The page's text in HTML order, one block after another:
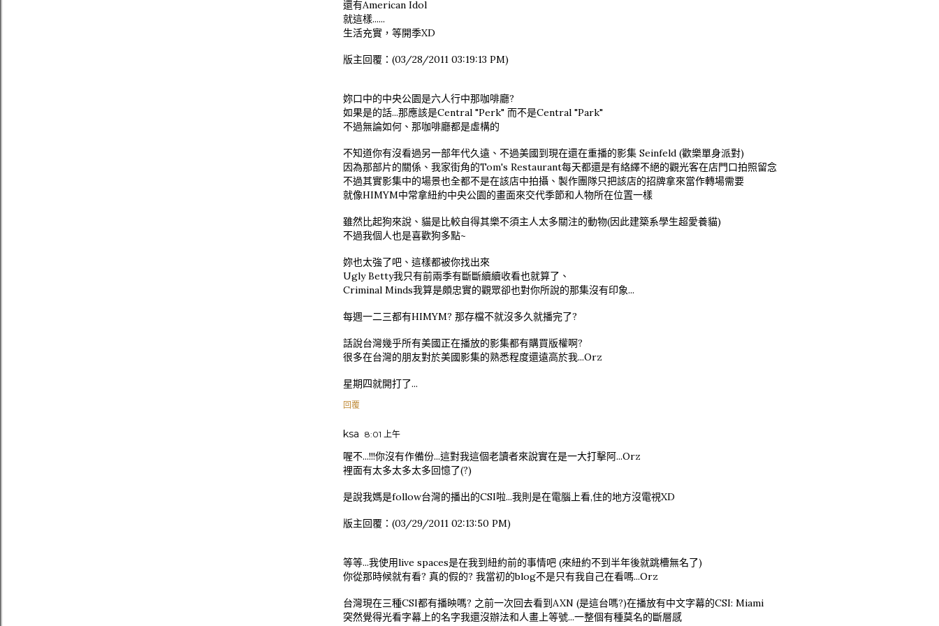
還有American Idol
就這樣......
生活充實，等開季XD
版主回覆：(03/28/2011 03:19:13 PM)
妳口中的中央公園是六人行中那咖啡廳?
如果是的話...那應該是Central "Perk" 而不是Central "Park"
不過無論如何、那咖啡廳都是虛構的
不知道你有沒看過另一部年代久遠、不過美國到現在還在重播的影集 Seinfeld (歡樂單身派對)
因為那部片的關係、我家街角的Tom's Restaurant每天都還是有絡繹不絕的觀光客在店門口拍照留念
不過其實影集中的場景也全都不是在該店中拍攝、製作團隊只把該店的招牌拿來當作轉場需要
就像HIMYM中常拿紐約中央公園的畫面來交代季節和人物所在位置一樣
雖然比起狗來說、貓是比較自得其樂不須主人太多關注的動物(因此建築系學生超愛養貓)
不過我個人也是喜歡狗多點~
妳也太強了吧、這樣都被你找出來
Ugly Betty我只有前兩季有斷斷續續收看也就算了、
Criminal Minds我算是頗忠實的觀眾卻也對你所說的那集沒有印象...
每週一二三都有HIMYM? 那存檔不就沒多久就播完了?
話說台灣幾乎所有美國正在播放的影集都有購買版權啊?
很多在台灣的朋友對於美國影集的熟悉程度還遠高於我...Orz
星期四就開打了...
回覆
ksa 8:01 上午
喔不...!!!你沒有作備份...這對我這個老讀者來說實在是一大打擊阿...Orz
裡面有太多太多太多回憶了(?)
是說我媽是follow台灣的播出的CSI啦...我則是在電腦上看,住的地方沒電視XD
版主回覆：(03/29/2011 02:13:50 PM)
等等...我使用live spaces是在我到紐約前的事情吧 (來紐約不到半年後就跳槽無名了)
你從那時候就有看? 真的假的? 我當初的blog不是只有我自己在看嗎...Orz
台灣現在三種CSI都有播映嗎? 之前一次回去看到AXN (是這台嗎?)在播放有中文字幕的CSI: Miami
突然覺得光看字幕上的名字我還沒辦法和人畫上等號...一整個有種莫名的斷層感